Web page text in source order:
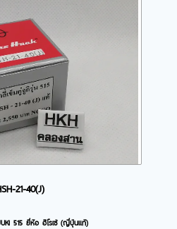
21-40(J)
515 ยี่ห้อ ฮิโรเซ่ (ญี่ปุ่นแท้)